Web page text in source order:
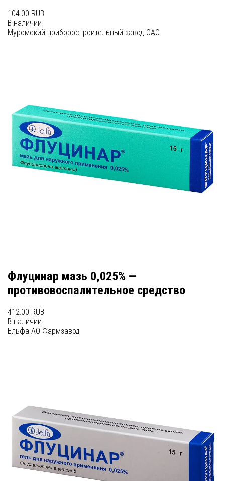
104.00 RUB
В наличии
Муромский приборостроительный завод ОАО
Флуцинар мазь 0,025% —
противовоспалительное средство
412.00 RUB
В наличии
Ельфа АО Фармзавод